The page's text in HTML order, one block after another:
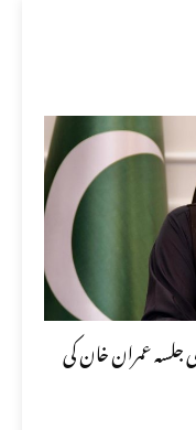
جلسہ عمران خان کی